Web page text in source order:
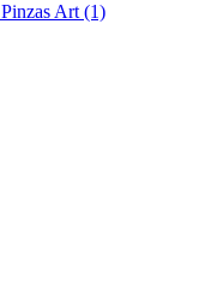
Pinzas Art (1)